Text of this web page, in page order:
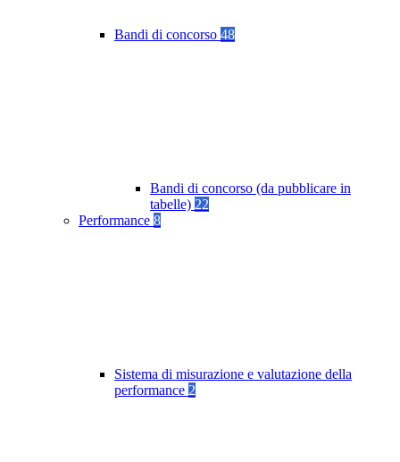
Bandi di concorso 48
Bandi di concorso (da pubblicare in
tabelle) 22
Performance 8
Sistema di misurazione e valutazione della
performance 2